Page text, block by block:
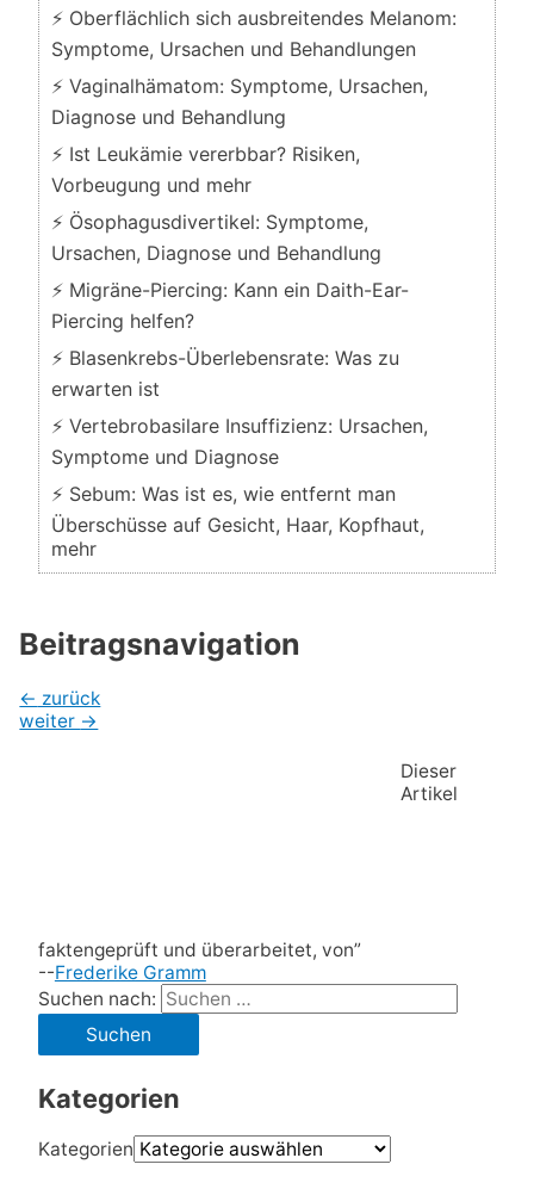
⚡ Oberflächlich sich ausbreitendes Melanom:
Symptome, Ursachen und Behandlungen
⚡ Vaginalhämatom: Symptome, Ursachen,
Diagnose und Behandlung
⚡ Ist Leukämie vererbbar? Risiken,
Vorbeugung und mehr
⚡ Ösophagusdivertikel: Symptome,
Ursachen, Diagnose und Behandlung
⚡ Migräne-Piercing: Kann ein Daith-Ear-
Piercing helfen?
⚡ Blasenkrebs-Überlebensrate: Was zu
erwarten ist
⚡ Vertebrobasilare Insuffizienz: Ursachen,
Symptome und Diagnose
⚡ Sebum: Was ist es, wie entfernt man
Überschüsse auf Gesicht, Haar, Kopfhaut,
mehr
Beitragsnavigation
← zurück
weiter →
Dieser
Artikel
faktengeprüft und überarbeitet, von”
--Frederike Gramm
Suchen nach:
Kategorien
Kategorien